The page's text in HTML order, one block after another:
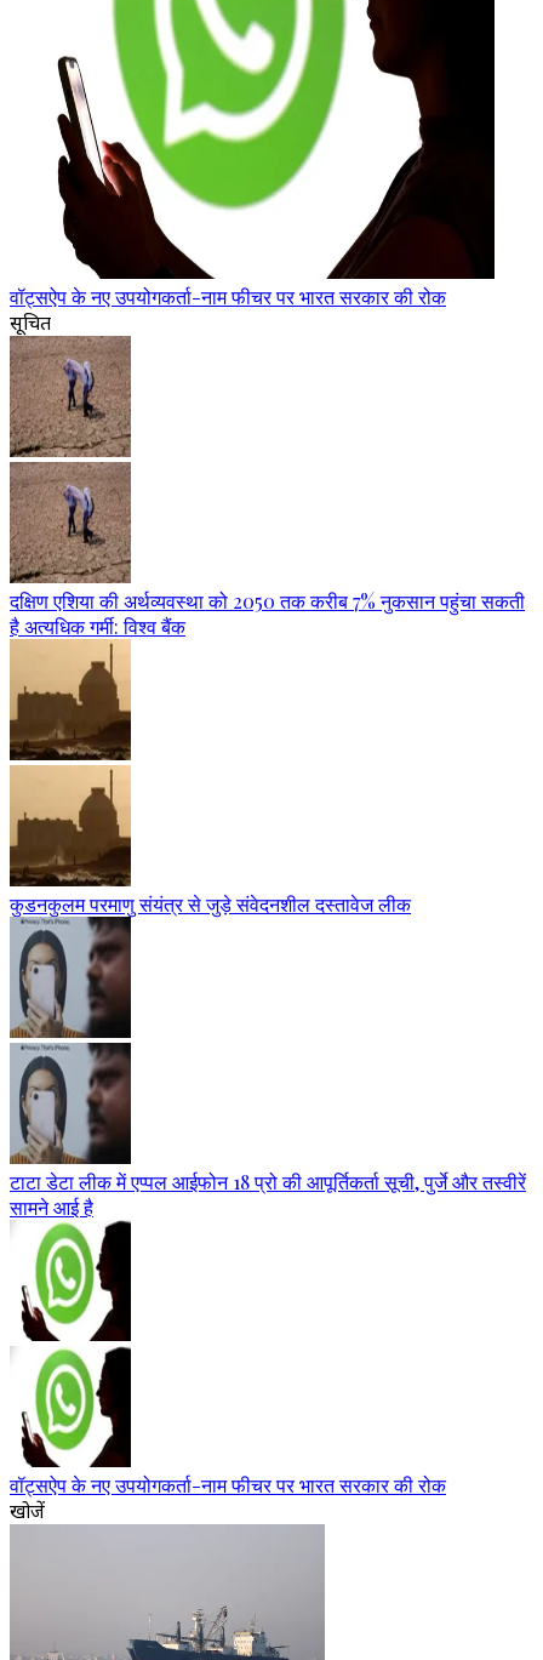
वॉट्सऐप के नए उपयोगकर्ता-नाम फीचर पर भारत सरकार की रोक
सूचित
दक्षिण एशिया की अर्थव्यवस्था को 2050 तक करीब 7% नुकसान पहुंचा सकती
है अत्यधिक गर्मी: विश्व बैंक
कुडनकुलम परमाणु संयंत्र से जुड़े संवेदनशील दस्तावेज लीक
टाटा डेटा लीक में एप्पल आईफोन 18 प्रो की आपूर्तिकर्ता सूची, पुर्जे और तस्वीरें
सामने आई है
वॉट्सऐप के नए उपयोगकर्ता-नाम फीचर पर भारत सरकार की रोक
खोजें